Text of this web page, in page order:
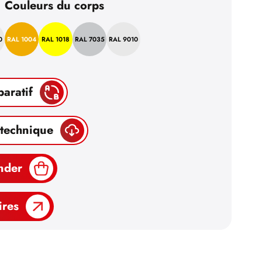
Couleurs du corps
RAL 1004 RAL 1018 RAL 7035 RAL 9010